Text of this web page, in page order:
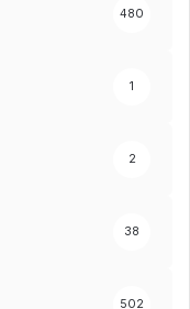
480
1
2
38
502